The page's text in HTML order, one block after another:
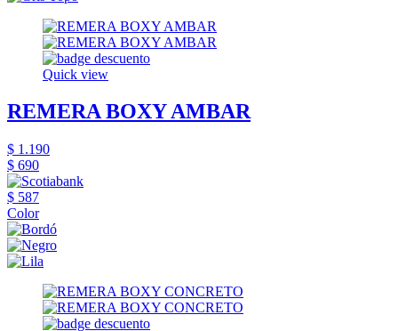
Quick view
REMERA BOXY AMBAR
$ 1.190
$ 690
$ 587
Color